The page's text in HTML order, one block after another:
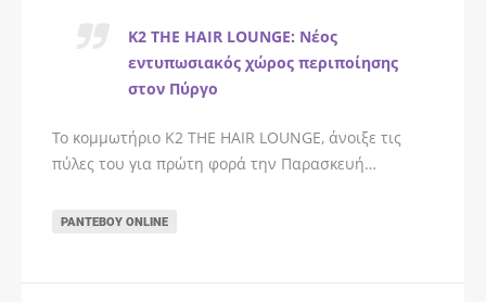
K2 THE HAIR LOUNGE: Νέος
εντυπωσιακός χώρος περιποίησης
στον Πύργο
Το κομμωτήριο K2 THE HAIR LOUNGE, άνοιξε τις
πύλες του για πρώτη φορά την Παρασκευή…
ΡΑΝΤΕΒΟΎ ONLINE